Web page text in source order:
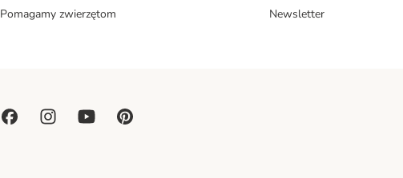
Pomagamy zwierzętom
Newsletter